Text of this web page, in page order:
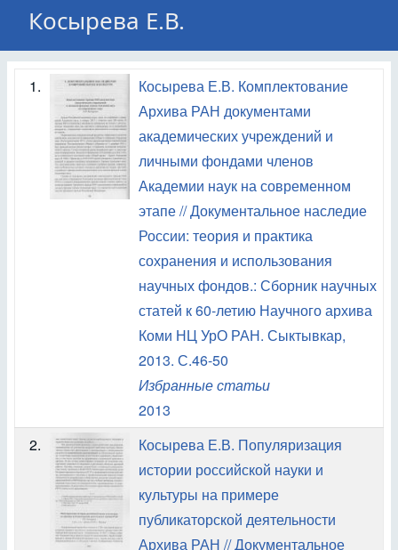
Косырева Е.В.
1.
Косырева Е.В. Комплектование
Архива РАН документами
академических учреждений и
личными фондами членов
Академии наук на современном
этапе // Документальное наследие
России: теория и практика
сохранения и использования
научных фондов.: Сборник научных
статей к 60-летию Научного архива
Коми НЦ УрО РАН. Сыктывкар,
2013. С.46-50
Избранные статьи
2013
2.
Косырева Е.В. Популяризация
истории российской науки и
культуры на примере
публикаторской деятельности
Архива РАН // Документальное